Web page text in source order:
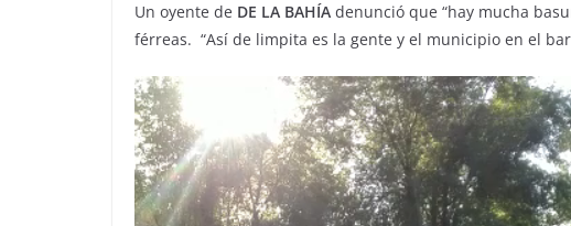
Un oyente de DE LA BAHÍA denunció que “hay mucha
férreas. “Así de limpita es la gente y el municipio en el
Reproductor
de
video